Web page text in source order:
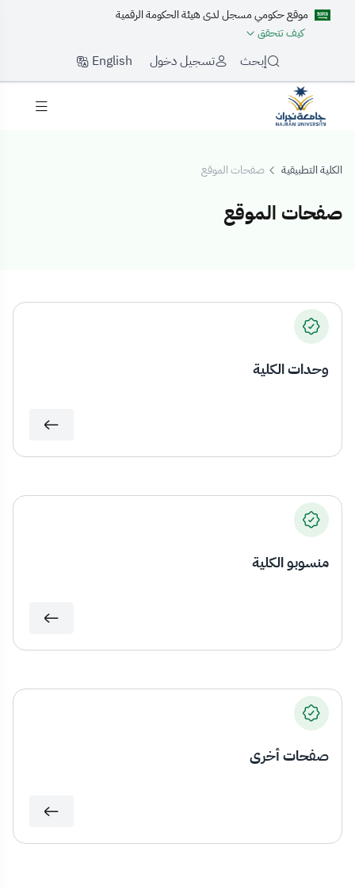
موقع حكومي مسجل لدى هيئة الحكومة الرقمية
كيف تتحقق
إبحث تسجيل دخول English
الكلية التطبيقية صفحات الموقع
صفحات الموقع
صفحات الموقع
وحدات الكلية
منسوبو الكلية
صفحات أخرى